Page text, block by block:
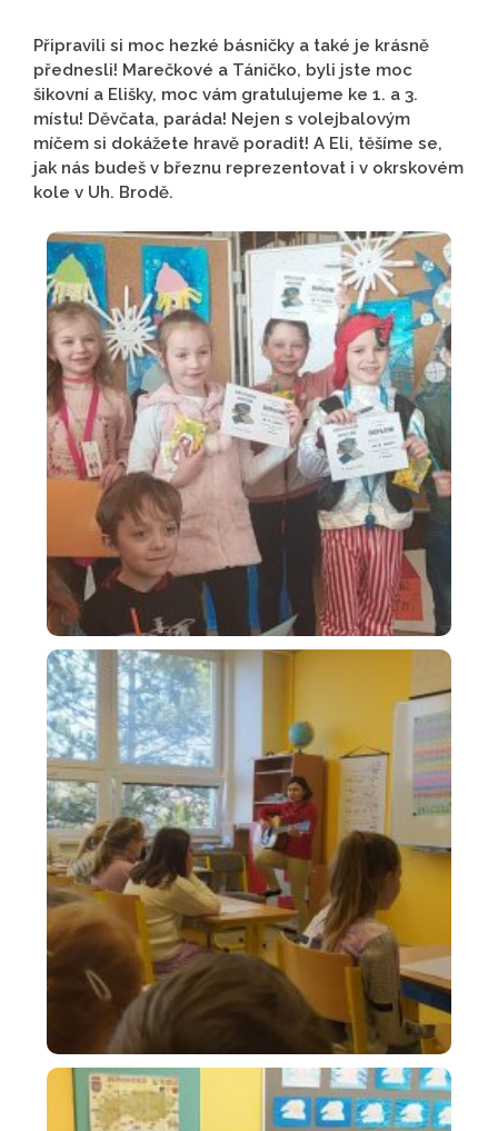
Připravili si moc hezké básničky a také je krásně
přednesli! Marečkové a Táničko, byli jste moc
šikovní a Elišky, moc vám gratulujeme ke 1. a 3.
místu! Děvčata, paráda! Nejen s volejbalovým
míčem si dokážete hravě poradit! A Eli, těšíme se,
jak nás budeš v březnu reprezentovat i v okrskovém
kole v Uh. Brodě.